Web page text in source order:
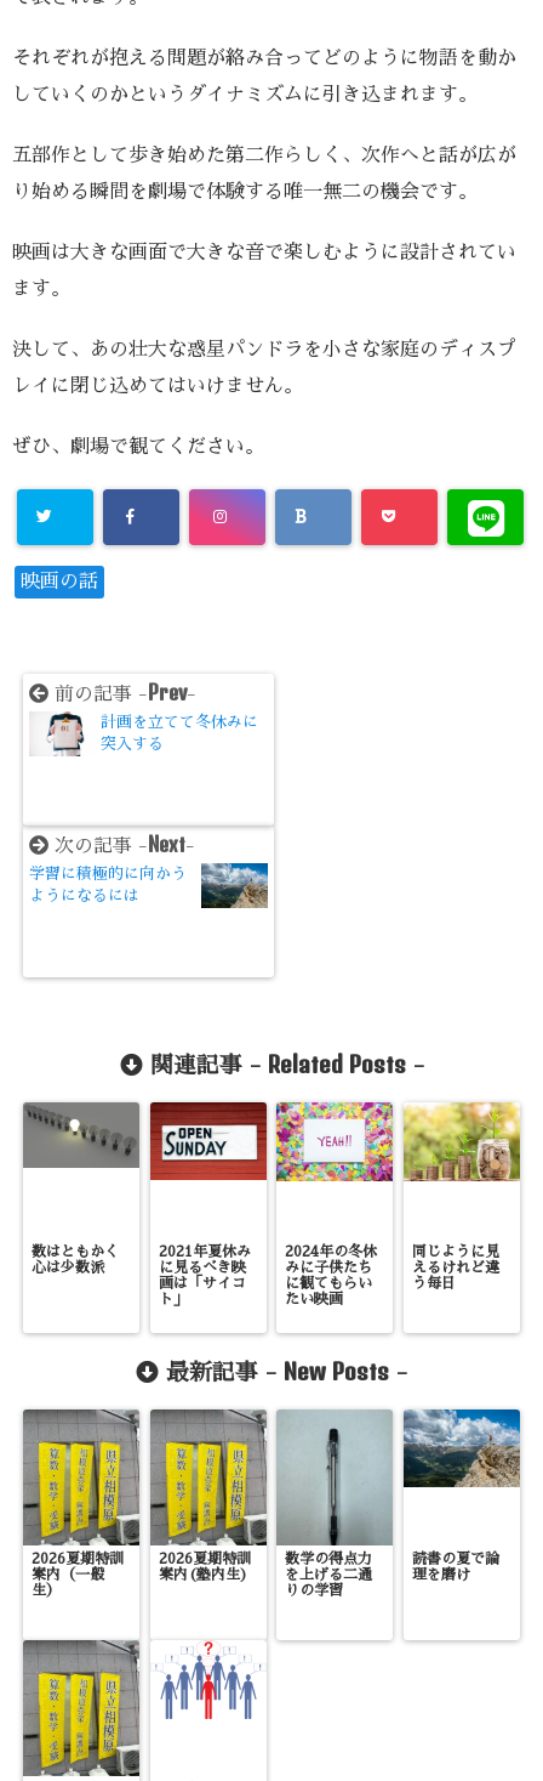
それぞれが抱える問題が絡み合ってどのように物語を動か
していくのかというダイナミズムに引き込まれます。
五部作として歩き始めた第二作らしく、次作へと話が広が
り始める瞬間を劇場で体験する唯一無二の機会です。
映画は大きな画面で大きな音で楽しむように設計されてい
ます。
決して、あの壮大な惑星パンドラを小さな家庭のディスプ
レイに閉じ込めてはいけません。
ぜひ、劇場で観てください。
映画の話
前の記事 - Prev-
計画を立てて冬休みに
突入する
次の記事 - Next-
学習に積極的に向かう
ようになるには
関連記事 - Related Posts-
数はともかく
心は少数派
2021年夏休み
に見るべき映
画は「サイコ
ト」
2024年の冬休
みに子供たち
に観てもらい
たい映画
同じように見
えるけれど違
う毎日
最新記事 - New Posts -
2026夏期特訓
案内（一般
生）
2026夏期特訓
案内(塾内生)
数学の得点力
を上げる二通
りの学習
読書の夏で論
理を磨け